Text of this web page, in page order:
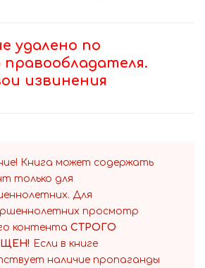
удалено по
извинения
Книга может содержать
только для
Для
просмотр
контента СТРОГО
Если в книге
наличие пропаганды